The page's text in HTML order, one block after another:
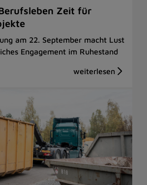
Zeit für
am 22. September macht Lust
Engagement im Ruhestand